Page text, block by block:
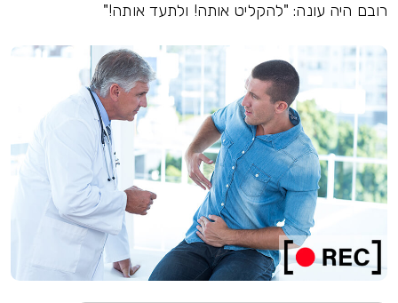
רובם היה עונה: "להקליט אותה! ולתעד אותה!"